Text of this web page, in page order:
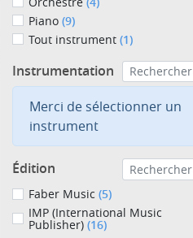
Piano (9)
Tout instrument (1)
Instrumentation
Merci de sélectionner un
instrument
Édition
Faber Music (5)
IMP (International Music
Publisher) (16)